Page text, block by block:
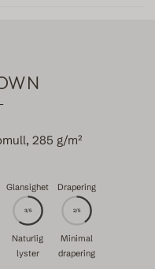
285 g/m²
Glansighet
3/5
Naturlig
lyster
Drapering
2/5
Minimal
drapering